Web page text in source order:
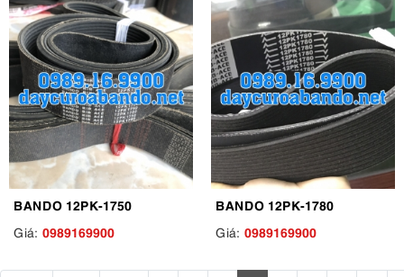
BANDO 12PK-1750
Giá: 0989169900
BANDO 12PK-1780
Giá: 0989169900